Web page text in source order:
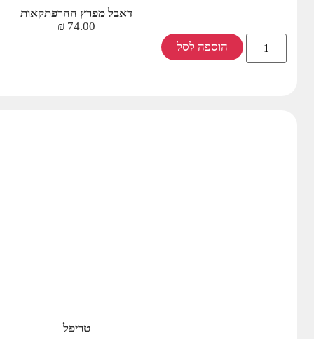
דאבל מפרץ ההרפתקאות
74.00
₪
הוספה לסל
טריפל